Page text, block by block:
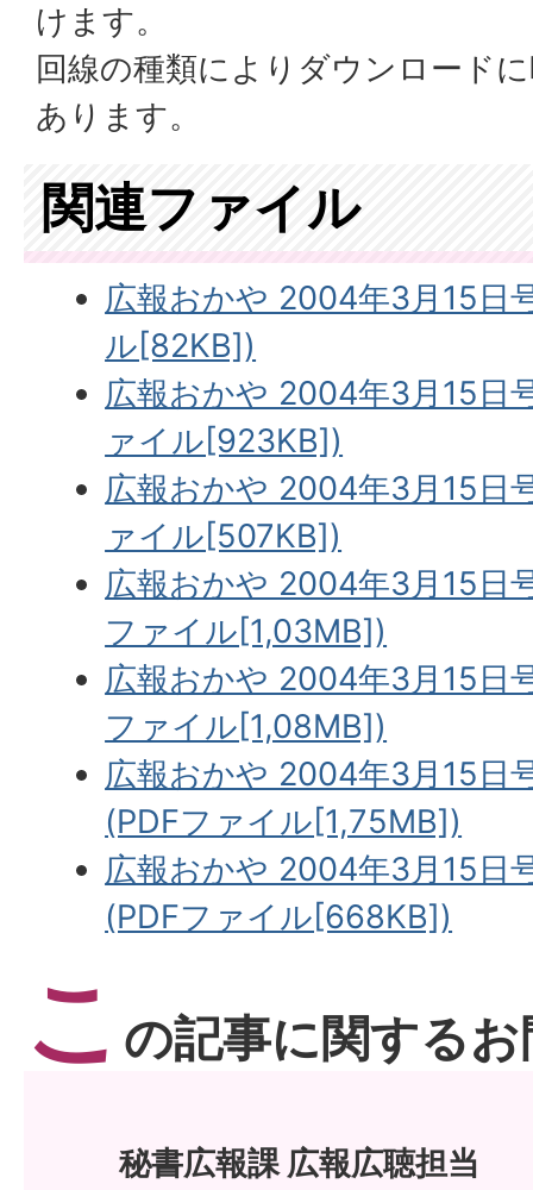
けます。
回線の種類によりダウンロード
あります。
関連ファイル
広報おかや 2004年3月15日
ル[82KB])
広報おかや 2004年3月15日
ァイル[923KB])
広報おかや 2004年3月15日
ァイル[507KB])
広報おかや 2004年3月15日
ファイル[1,03MB])
広報おかや 2004年3月15日
ファイル[1,08MB])
広報おかや 2004年3月15日
(PDFファイル[1,75MB])
広報おかや 2004年3月15日
(PDFファイル[668KB])
こ の記事に関する
秘書広報課 広報広聴担当